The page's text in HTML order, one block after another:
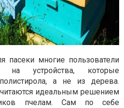
пасеки многие пользователи
на устройства, которые
а не из дерева.
идеальным решением
пчелам. Сам по себе